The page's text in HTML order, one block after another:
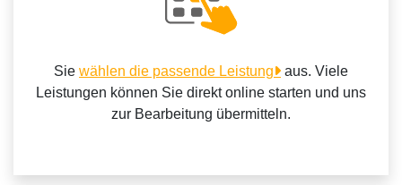
Sie wählen die passende Leistung
aus. Viele
Leistungen können Sie direkt online starten und uns
zur Bearbeitung übermitteln.